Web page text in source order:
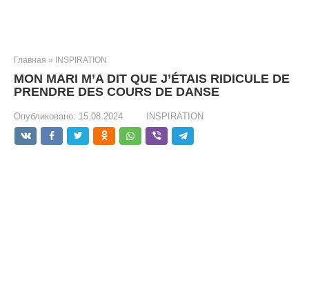
Главная » INSPIRATION
MON MARI M’A DIT QUE J’ÉTAIS RIDICULE DE
PRENDRE DES COURS DE DANSE
Опубликовано: 15.08.2024 INSPIRATION